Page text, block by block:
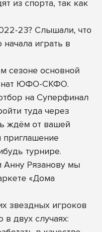
из спорта, так как
23? Слышали, что
играть в
сезоне основной
ЮФО-СКФО.
на Суперфинал
туда через
от вашей
турнире.
Рязанову мы
«Дома
звездных игроков
двух случаях: